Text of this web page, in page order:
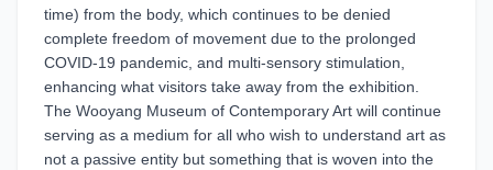
time) from the body, which continues to be denied
complete freedom of movement due to the prolonged
COVID-19 pandemic, and multi-sensory stimulation,
enhancing what visitors take away from the exhibition.
The Wooyang Museum of Contemporary Art will continue
serving as a medium for all who wish to understand art as
not a passive entity but something that is woven into the